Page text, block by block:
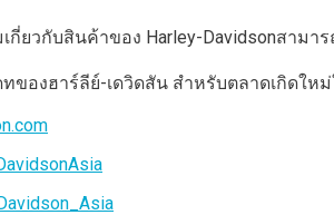
กี่ยวกับสินค้าของ Harley-Davidsonสามา
ของฮาร์ลีย์-เดวิดสัน สำหรับตลาดเกิดให